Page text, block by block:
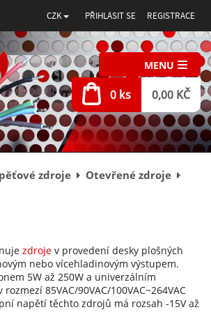
CZK PŘIHLÁSIT SE REGISTRACE
MENU
0 ks 0,00 KČ
zdroje Otevřené zdroje
zdroje v provedení desky plošných
nebo vícehladinovým výstupem.
5W až 250W a univerzálním
85VAC/90VAC/100VAC~264VAC
napětí těchto zdrojů má rozsah -15V až